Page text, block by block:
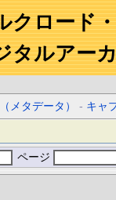
クロード
タルアー
メタデータ） - キャ
ページ